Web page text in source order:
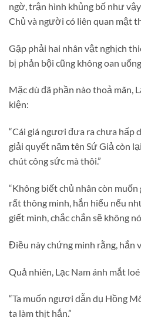
ngờ, trận hình khủng bố như
Chủ và người có liên quan mật
Gặp phải hai nhân vật nghịch
bị phản bội cũng không oan
Mặc dù đã phần nào thoả mãn,
kiện:
“Cái giá ngươi đưa ra chưa hấp
giải quyết năm tên Sứ Giả còn
chút công sức mà thôi.”
“Không biết chủ nhân còn muốn
rất thông minh, hắn hiểu nếu
giết mình, chắc chắn sẽ không
Điều này chứng minh rằng, hắn
Quả nhiên, Lạc Nam ánh mắt
“Ta muốn ngươi dẫn dụ Hồng
ta làm thịt hắn.”